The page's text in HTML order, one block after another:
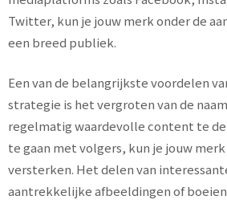
Twitter, kun je jouw merk onder de
een breed publiek.
Een van de belangrijkste voordelen
strategie is het vergroten van de
regelmatig waardevolle content te
te gaan met volgers, kun je jouw
versterken. Het delen van
aantrekkelijke afbeeldingen of